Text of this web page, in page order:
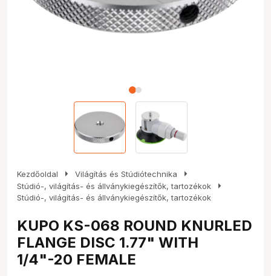
Kezdőoldal arrow_right Világítás és Stúdiótechnika arrow_right
Stúdió-, világítás- és állványkiegészítők, tartozékok arrow_right
Stúdió-, világítás- és állványkiegészítők, tartozékok
KUPO KS-068 ROUND KNURLED
FLANGE DISC 1.77" WITH
1/4"-20 FEMALE